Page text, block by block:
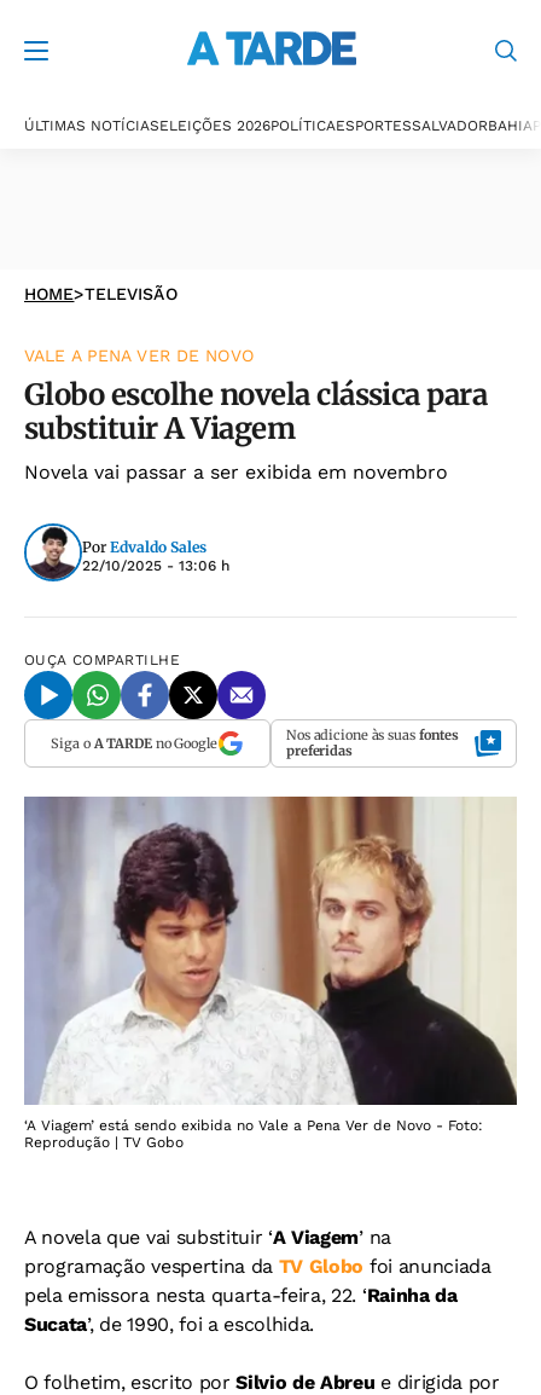
ÚLTIMAS NOTÍCIASELEIÇÕES 2026POLÍTICAESPORTESSALVADORBAHIA
HOME>TELEVISÃO
VALE A PENA VER DE NOVO
Globo escolhe novela clássica para
substituir A Viagem
Novela vai passar a ser exibida em novembro
Por Edvaldo Sales
22/10/2025 - 13:06 h
OUÇA COMPARTILHE
Siga o A TARDEno Google Nos adicione às suas fontes
preferidas
‘A Viagem’ está sendo exibida no Vale a Pena Ver de Novo - Foto:
Reprodução | TV Gobo
A novela que vai substituir ‘A Viagem’ na
programação vespertina da TV Globo foi anunciada
pela emissora nesta quarta-feira, 22. ‘Rainha da
Sucata’, de 1990, foi a escolhida.
O folhetim, escrito porSilvio de Abreu e dirigida por